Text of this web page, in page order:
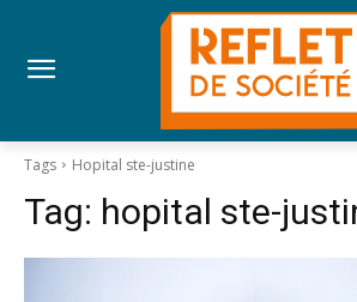
Tags Hopital ste-justine
Tag: hopital ste-